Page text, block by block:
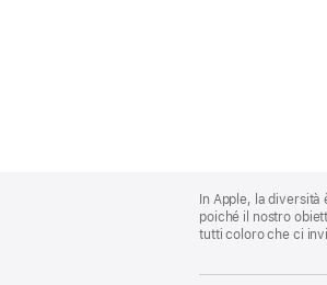
Footer
In Apple, la
poiché il nostro
tutti coloro che ci